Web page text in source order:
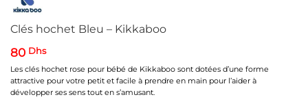
Clés hochet Bleu – Kikkaboo
80 Dhs
Les clés hochet rose pour bébé de Kikkaboo sont dotées d’une forme
attractive pour votre petit et facile à prendre en main pour l’aider à
développer ses sens tout en s’amusant.